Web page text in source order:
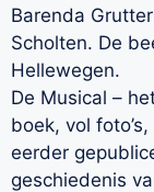
Barenda
Scholten. De
Hellewegen.
De Musical –
boek, vol
eerder
geschiedenis